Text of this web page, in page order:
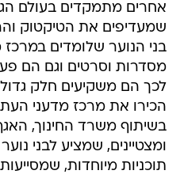
אחרים מתמקדים בעולם
שמעדיפים את הטיקטוק
בני הנוער שלומדים במרכז
מסדרות וסרטים וגם הם
לכך הם משקיעים חלק
הכירו את מרכז מדעני
בשיתוף משרד החינוך,
ומצטיינים, שמציע לבני
תוכניות מיוחדות,